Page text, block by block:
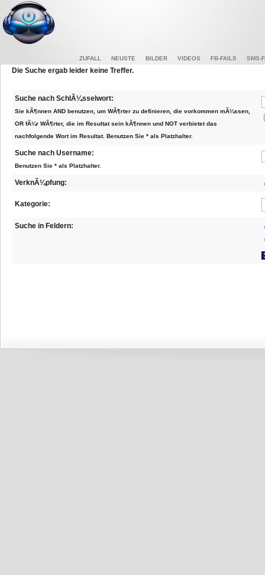
ZUFALL NEUSTE BILDER VIDEOS FB-FAILS SMS-
Die Suche ergab leider keine Treffer.
Suche nach SchlÃ¼sselwort:
Sie kÃ¶nnen AND benutzen, um WÃ¶rter zu definieren, die vorkommen mÃ¼ssen,
OR fÃ¼r WÃ¶rter, die im Resultat sein kÃ¶nnen und NOT verbietet das
nachfolgende Wort im Resultat. Benutzen Sie * als Platzhalter.
Suche nach Username:
Benutzen Sie * als Platzhalter.
VerknÃ¼pfung:
Kategorie:
Suche in Feldern: